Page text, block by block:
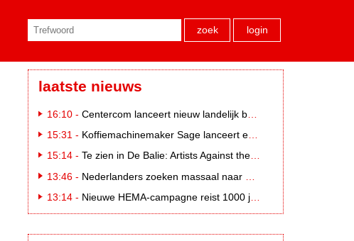
zoek login
laatste nieuws
16:10 - Centercom lanceert nieuw landelijk buitereclamenetwerk: City Cubes
15:31 - Koffiemachinemaker Sage lanceert e-commerceplatform voor koffieliefhebbers
15:14 - Te zien in De Balie: Artists Against the Kremlin III
13:46 - Nederlanders zoeken massaal naar eclipsbrillen op Marktplaats
13:14 - Nieuwe HEMA-campagne reist 1000 jaar terug in de tijd naar 'Hemastein'